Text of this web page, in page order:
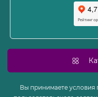
Вы принимаете условия